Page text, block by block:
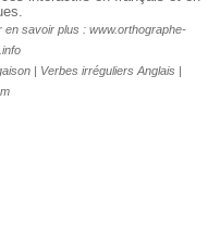
en savoir plus : www.orthographe-
| Verbes irréguliers Anglais |